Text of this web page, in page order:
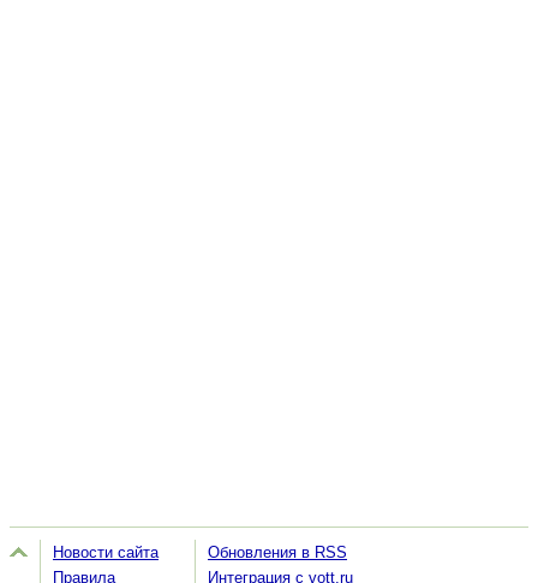
Новости сайта
Правила
Обновления в RSS
Интеграция с vott.ru